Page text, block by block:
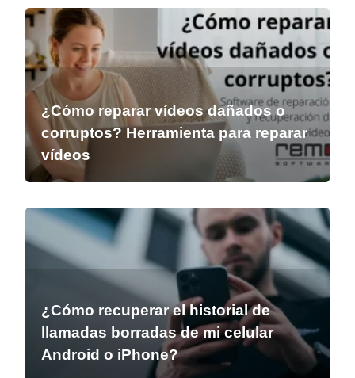
¿Cómo reparar vídeos dañados o
corruptos? Herramienta para reparar
vídeos
¿Cómo recuperar el historial de
llamadas borradas de mi celular
Android o iPhone?